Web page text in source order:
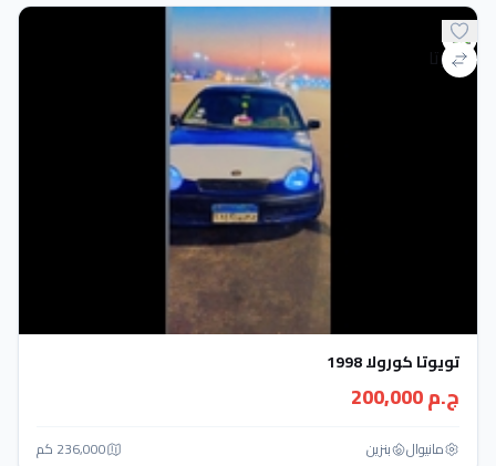
تويوتا كورولا 1998
ج.م 200,000
مانيوال بنزين 236,000 كم